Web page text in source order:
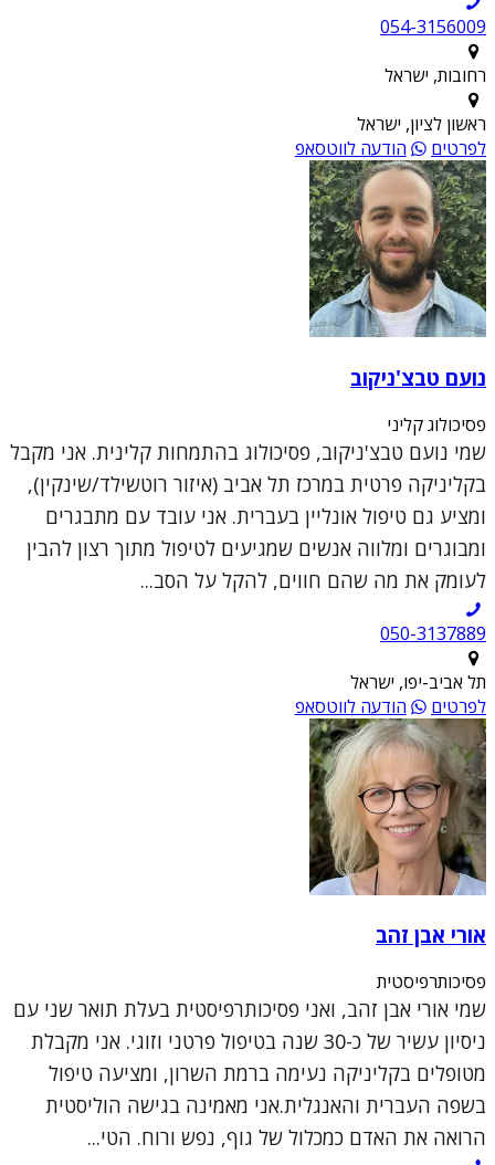
054-3156009
רחובות, ישראל
ראשון לציון, ישראל
לפרטים
הודעה לווטסאפ
נועם טבצ'ניקוב
פסיכולוג קליני
שמי נועם טבצ'ניקוב, פסיכולוג בהתמחות קלינית. אני מקבל
בקליניקה פרטית במרכז תל אביב (איזור רוטשילד/שינקין),
ומציע גם טיפול אונליין בעברית. אני עובד עם מתבגרים
ומבוגרים ומלווה אנשים שמגיעים לטיפול מתוך רצון להבין
לעומק את מה שהם חווים, להקל על הסב...
050-3137889
תל אביב-יפו, ישראל
לפרטים
הודעה לווטסאפ
אורי אבן זהב
פסיכותרפיסטית
שמי אורי אבן זהב, ואני פסיכותרפיסטית בעלת תואר שני עם
ניסיון עשיר של כ-30 שנה בטיפול פרטני וזוגי. אני מקבלת
מטופלים בקליניקה נעימה ברמת השרון, ומציעה טיפול
בשפה העברית והאנגלית.אני מאמינה בגישה הוליסטית
הרואה את האדם כמכלול של גוף, נפש ורוח. הטי...